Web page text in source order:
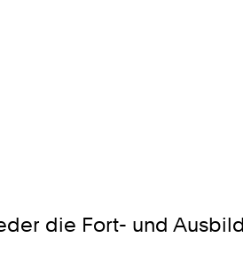
die Fort- und